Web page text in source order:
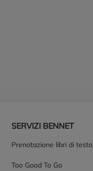
SERVIZI BENNET
Prenotazione libri di testo
Too Good To Go